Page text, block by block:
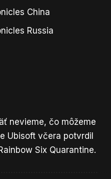
China
Russia
nevieme, čo môžeme
Ubisoft včera potvrdil
Six Quarantine.